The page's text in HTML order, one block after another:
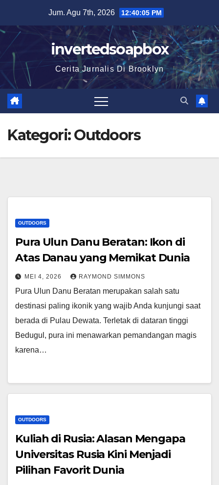
content
Jum. Agu 7th, 2026 12:40:06 PM
invertedsoapbox
Cerita Jurnalis Di Brooklyn
Kategori:Outdoors
OUTDOORS
Pura Ulun Danu Beratan: Ikon di
Atas Danau yang Memikat Dunia
MEI 4, 2026 RAYMOND SIMMONS
Pura Ulun Danu Beratan merupakan salah satu
destinasi paling ikonik yang wajib Anda kunjungi saat
berada di Pulau Dewata. Terletak di dataran tinggi
Bedugul, pura ini menawarkan pemandangan magis
karena…
OUTDOORS
Kuliah di Rusia: Alasan Mengapa
Universitas Rusia Kini Menjadi
Pilihan Favorit Dunia